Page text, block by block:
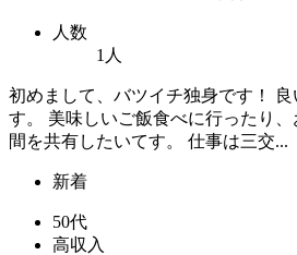
人数
1人
初めまして、バツイチ独身です！ 良
す。 美味しいご飯食べに行ったり
間を共有したいてす。 仕事は三交...
新着
50代
高収入